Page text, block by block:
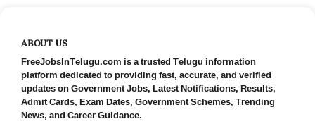
ABOUT US
FreeJobsInTelugu.com is a trusted Telugu information
platform dedicated to providing fast, accurate, and verified
updates on Government Jobs, Latest Notifications, Results,
Admit Cards, Exam Dates, Government Schemes, Trending
News, and Career Guidance.